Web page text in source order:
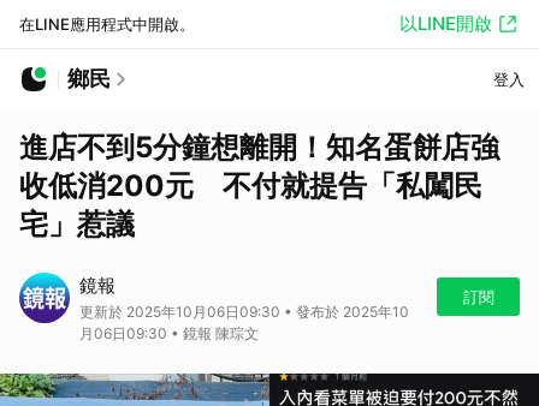
在LINE應用程式中開啟。 以LINE開啟
鄉民 登入
進店不到5分鐘想離開！知名蛋餅店強
收低消200元 不付就提告「私闖民
宅」惹議
鏡報
更新於 2025年10月06日09:30 • 發布於 2025年10
月06日09:30 • 鏡報 陳琮文
訂閱